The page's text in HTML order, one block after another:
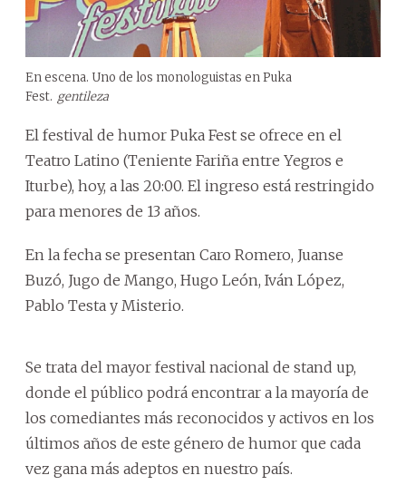
En escena. Uno de los monologuistas en Puka
Fest. gentileza
El festival de humor Puka Fest se ofrece en el
Teatro Latino (Teniente Fariña entre Yegros e
Iturbe), hoy, a las 20:00. El ingreso está restringido
para menores de 13 años.
En la fecha se presentan Caro Romero, Juanse
Buzó, Jugo de Mango, Hugo León, Iván López,
Pablo Testa y Misterio.
Se trata del mayor festival nacional de stand up,
donde el público podrá encontrar a la mayoría de
los comediantes más reconocidos y activos en los
últimos años de este género de humor que cada
vez gana más adeptos en nuestro país.